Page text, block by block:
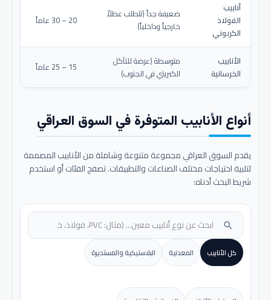
أنابيب
الفولاذ
الكربوني
ضعيفة جداً (تتطلب عطلاً
خارجياً وداخلياً)
20 – 30 عاماً
الأنابيب
الخرسانية
متوسطة (عرضة للتآكل
الكبريتي في الجنوب)
15 – 25 عاماً
أنواع الأنابيب المتوفرة في السوق العراقي
يقدم السوق العراقي مجموعة متنوعة وشاملة من الأنابيب المصممة
لتلبية احتياجات مختلف الصناعات والتطبيقات. تصفح الفئات أو استخدم
شريط البحث أدناه:
search
كل الأنابيب المعدنية البلاستيكية والمستديرة